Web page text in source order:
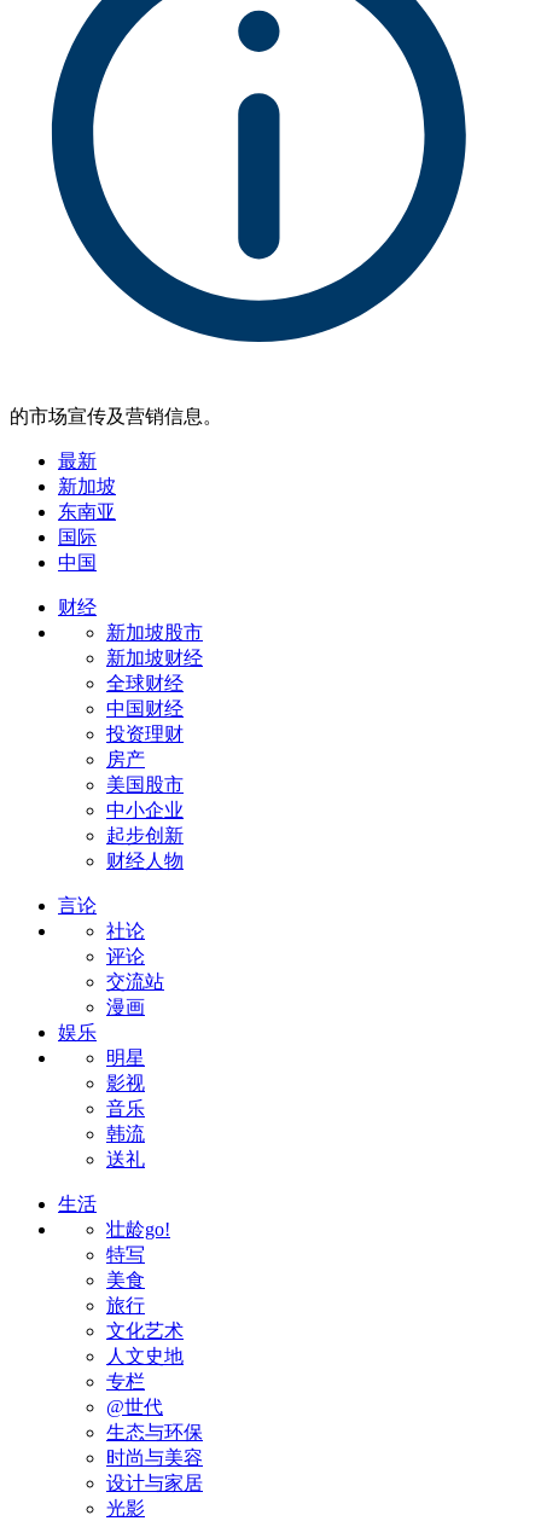
的市场宣传及营销信息。
最新
新加坡
东南亚
国际
中国
财经
新加坡股市
新加坡财经
全球财经
中国财经
投资理财
房产
美国股市
中小企业
起步创新
财经人物
言论
社论
评论
交流站
漫画
娱乐
明星
影视
音乐
韩流
送礼
生活
壮龄go!
特写
美食
旅行
文化艺术
人文史地
专栏
@世代
生态与环保
时尚与美容
设计与家居
光影